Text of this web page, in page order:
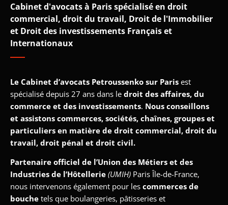
Cabinet d'avocats à Paris spécialisé en droit
commercial, droit du travail, Droit de l'Immobilier
et Droit des investissements Français et
Internationaux
Le Cabinet d’avocats Petroussenko sur Paris est
spécialisé depuis 27 ans dans le droit des affaires, du
commerce et des investissements. Nous conseillons
et assistons commerces, sociétés, chaînes, groupes et
particuliers en matière de droit commercial, droit du
travail, droit pénal et droit civil.
Partenaire officiel de l’Union des Métiers et des
Industries de l’Hôtellerie (UMIH) Paris Île-de-France,
nous intervenons également pour les commerces de
bouche tels que boulangeries, pâtisseries et